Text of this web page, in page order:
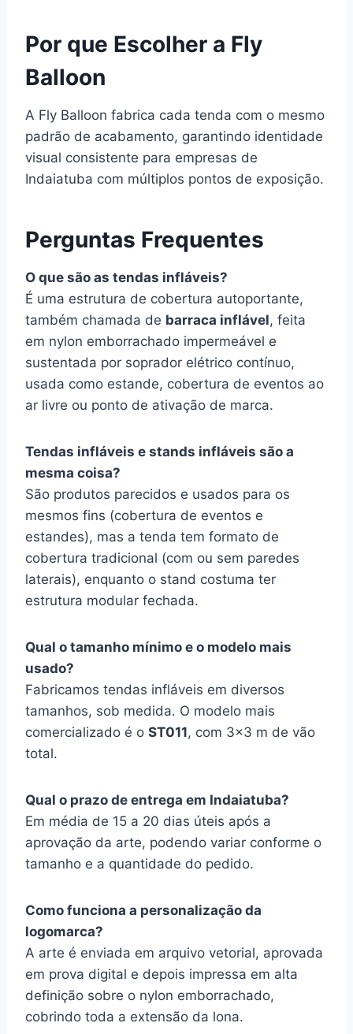
Por que Escolher a Fly
Balloon
A Fly Balloon fabrica cada tenda com o mesmo
padrão de acabamento, garantindo identidade
visual consistente para empresas de
Indaiatuba com múltiplos pontos de exposição.
Perguntas Frequentes
O que são as tendas infláveis?
É uma estrutura de cobertura autoportante,
também chamada de barraca inflável, feita
em nylon emborrachado impermeável e
sustentada por soprador elétrico contínuo,
usada como estande, cobertura de eventos ao
ar livre ou ponto de ativação de marca.
Tendas infláveis e stands infláveis são a
mesma coisa?
São produtos parecidos e usados para os
mesmos fins (cobertura de eventos e
estandes), mas a tenda tem formato de
cobertura tradicional (com ou sem paredes
laterais), enquanto o stand costuma ter
estrutura modular fechada.
Qual o tamanho mínimo e o modelo mais
usado?
Fabricamos tendas infláveis em diversos
tamanhos, sob medida. O modelo mais
comercializado é o ST011, com 3×3 m de vão
total.
Qual o prazo de entrega em Indaiatuba?
Em média de 15 a 20 dias úteis após a
aprovação da arte, podendo variar conforme o
tamanho e a quantidade do pedido.
Como funciona a personalização da
logomarca?
A arte é enviada em arquivo vetorial, aprovada
em prova digital e depois impressa em alta
definição sobre o nylon emborrachado,
cobrindo toda a extensão da lona.